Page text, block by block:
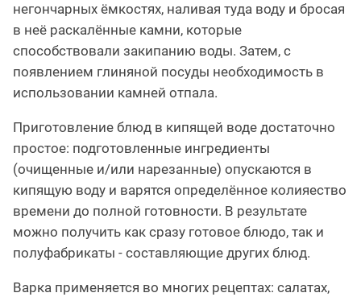
негончарных ёмкостях, наливая туда воду и бросая
в неё раскалённые камни, которые
способствовали закипанию воды. Затем, с
появлением глиняной посуды необходимость в
использовании камней отпала.
Приготовление блюд в кипящей воде достаточно
простое: подготовленные ингредиенты
(очищенные и/или нарезанные) опускаются в
кипящую воду и варятся определённое колияество
времени до полной готовности. В результате
можно получить как сразу готовое блюдо, так и
полуфабрикаты - составляющие других блюд.
Варка применяется во многих рецептах: салатах,